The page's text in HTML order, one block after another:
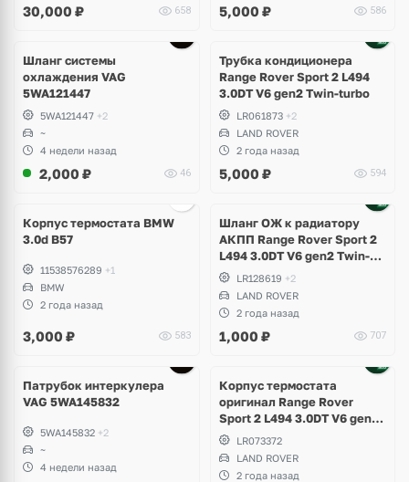
Superb
30,000 ₽ 658 5,000 ₽ 586
Шланг системы
охлаждения VAG
5WA121447
5WA121447 +2
~
4 недели назад
2,000 ₽ 46
Трубка кондиционера
Range Rover Sport 2 L494
3.0DT V6 gen2 Twin-turbo
LR061873 +2
LAND ROVER
2 года назад
5,000 ₽ 594
Корпус термостата BMW
3.0d B57
11538576289 +1
BMW
2 года назад
3,000 ₽ 583
Шланг ОЖ к радиатору
АКПП Range Rover Sport 2
L494 3.0DT V6 gen2 Twin-
turboLR128619 +2
LAND ROVER
2 года назад
1,000 ₽ 707
Патрубок интеркулера
VAG 5WA145832
5WA145832 +2
~
4 недели назад
Корпус термостата
оригинал Range Rover
Sport 2 L494 3.0DT V6 gen2
Twin-turbo
LR073372
LAND ROVER
2 года назад